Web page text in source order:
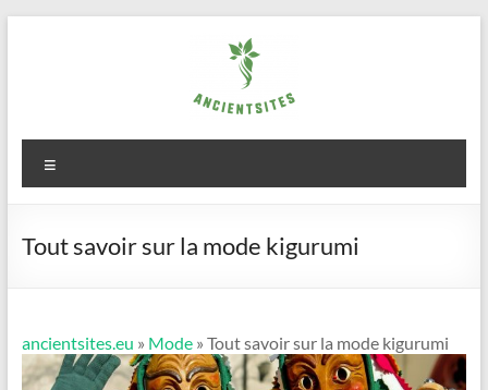
ancientsites.eu
Tout savoir sur la mode kigurumi
ancientsites.eu » Mode» Tout savoir sur la mode kigurumi